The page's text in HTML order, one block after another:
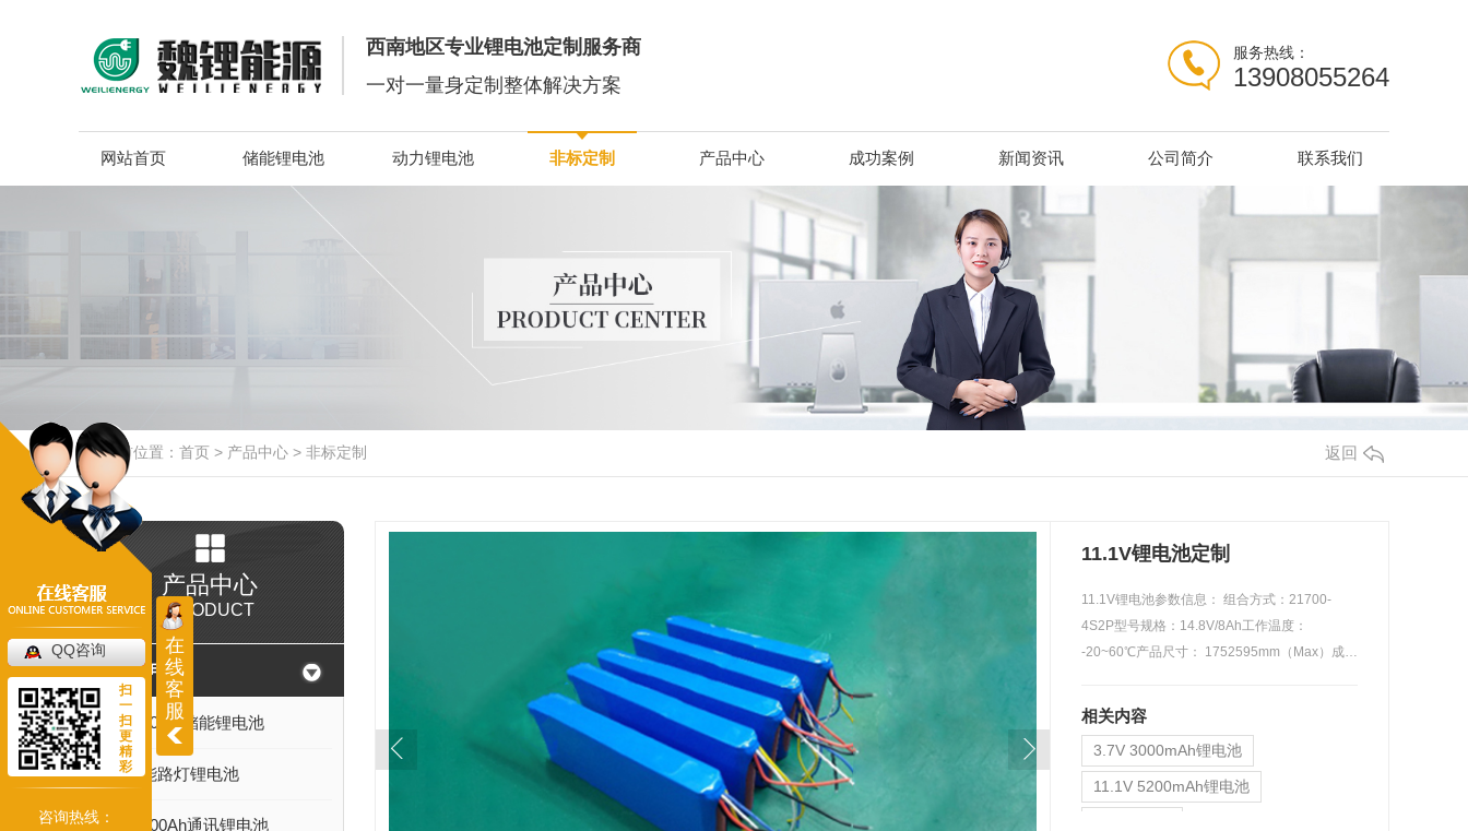
西南地区专业锂电池定制服务商
一对一量身定制整体解决方案
服务热线：
13908055264
网站首页 储能锂电池 动力锂电池 非标定制 产品中心 成功案例 新闻资讯 公司简介 联系我们
当前位置： 首页 > 产品中心 > 非标定制 返回
产品中心
PRODUCT
储能锂电池
24V/20Ah 储能锂电池
太阳能路灯锂电池
48V/100Ah通讯锂电池
11.1V锂电池定制
11.1V锂电池参数信息： 组合方式：21700-
4S2P型号规格：14.8V/8Ah工作温度：
-20~60℃产品尺寸： 1752595mm（Max）成
相关内容
3.7V 3000mAh锂电池
11.1V 5200mAh锂电池
在
线
客
服
QQ咨询
扫
一
扫
更
精
彩
咨询热线：